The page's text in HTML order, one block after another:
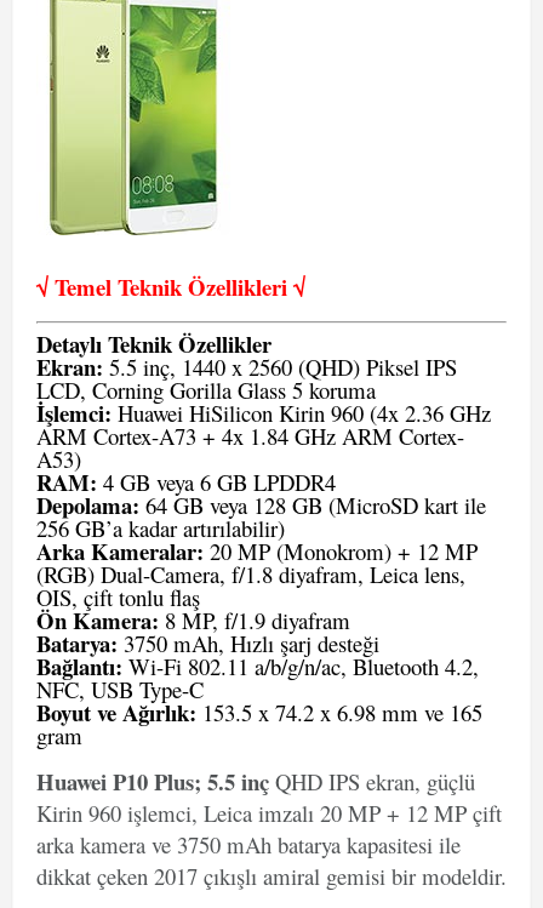
√ Temel Teknik Özellikleri √
Detaylı Teknik Özellikler
Ekran: 5.5 inç, 1440 x 2560 (QHD) Piksel IPS
LCD, Corning Gorilla Glass 5 koruma
İşlemci: Huawei HiSilicon Kirin 960 (4x 2.36 GHz
ARM Cortex-A73 + 4x 1.84 GHz ARM Cortex-
A53)
RAM: 4 GB veya 6 GB LPDDR4
Depolama: 64 GB veya 128 GB (MicroSD kart ile
256 GB’a kadar artırılabilir)
Arka Kameralar: 20 MP (Monokrom) + 12 MP
(RGB) Dual-Camera, f/1.8 diyafram, Leica lens,
OIS, çift tonlu flaş
Ön Kamera: 8 MP, f/1.9 diyafram
Batarya: 3750 mAh, Hızlı şarj desteği
Bağlantı: Wi-Fi 802.11 a/b/g/n/ac, Bluetooth 4.2,
NFC, USB Type-C
Boyut ve Ağırlık: 153.5 x 74.2 x 6.98 mm ve 165
gram
Huawei P10 Plus; 5.5 inç QHD IPS ekran, güçlü
Kirin 960 işlemci, Leica imzalı 20 MP + 12 MP çift
arka kamera ve 3750 mAh batarya kapasitesi ile
dikkat çeken 2017 çıkışlı amiral gemisi bir modeldir.